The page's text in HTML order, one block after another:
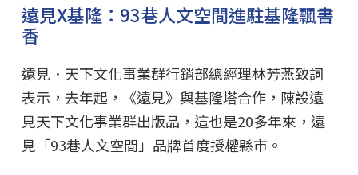
遠見X基隆：93巷人文空間進駐基隆飄書
香
遠見．天下文化事業群行銷部總經理林芳燕致詞
表示，去年起，《遠見》與基隆塔合作，陳設遠
見天下文化事業群出版品，這也是20多年來，遠
見「93巷人文空間」品牌首度授權縣市。